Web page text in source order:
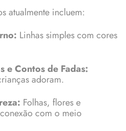
atualmente incluem:
Linhas simples com cores
e Contos de Fadas:
adoram.
Folhas, flores e
com o meio